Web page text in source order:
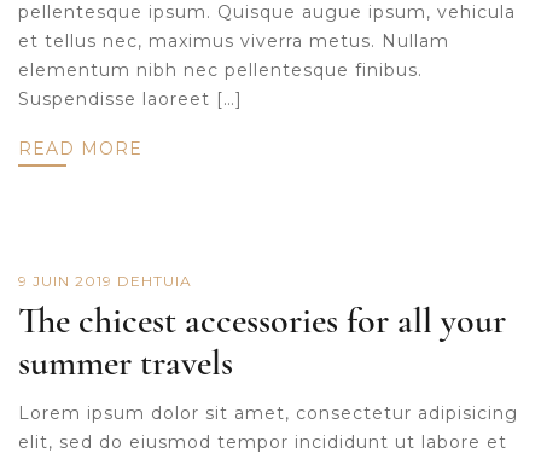
pellentesque ipsum. Quisque augue ipsum, vehicula
et tellus nec, maximus viverra metus. Nullam
elementum nibh nec pellentesque finibus.
Suspendisse laoreet […]
READ MORE
9 JUIN 2019 DE HTUIA
The chicest accessories for all your
summer travels
Lorem ipsum dolor sit amet, consectetur adipisicing
elit, sed do eiusmod tempor incididunt ut labore et